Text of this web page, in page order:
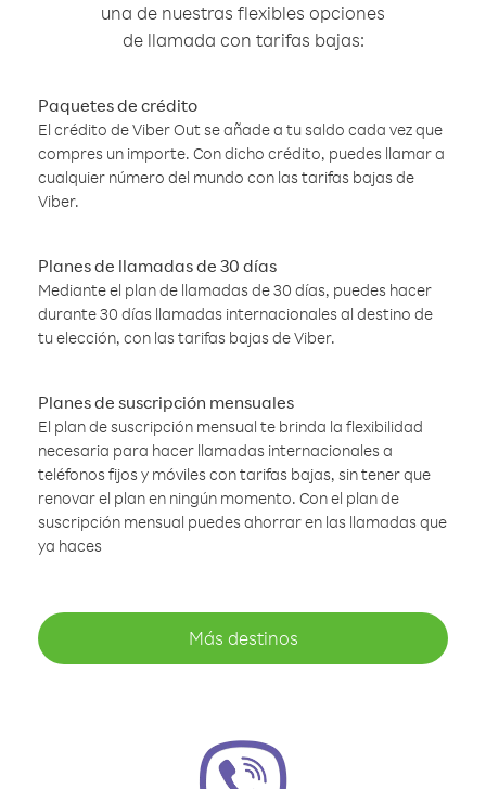
una de nuestras flexibles opciones
de llamada con tarifas bajas:
Paquetes de crédito
El crédito de Viber Out se añade a tu saldo cada vez que
compres un importe. Con dicho crédito, puedes llamar a
cualquier número del mundo con las tarifas bajas de
Viber.
Planes de llamadas de 30 días
Mediante el plan de llamadas de 30 días, puedes hacer
durante 30 días llamadas internacionales al destino de
tu elección, con las tarifas bajas de Viber.
Planes de suscripción mensuales
El plan de suscripción mensual te brinda la flexibilidad
necesaria para hacer llamadas internacionales a
teléfonos fijos y móviles con tarifas bajas, sin tener que
renovar el plan en ningún momento. Con el plan de
suscripción mensual puedes ahorrar en las llamadas que
ya haces
Más destinos